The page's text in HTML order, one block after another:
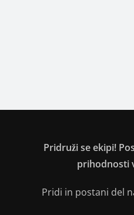
Pridruži se ekipi!
prihodnosti
Pridi in postani del